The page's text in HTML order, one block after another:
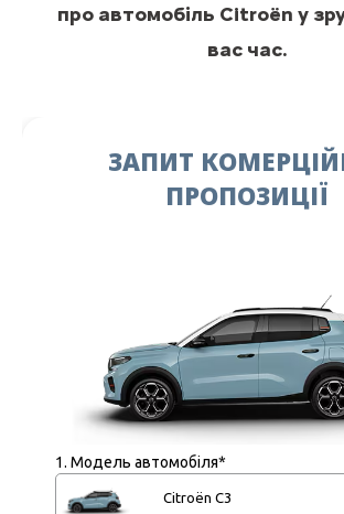
про автомобіль Citroën у
вас час.